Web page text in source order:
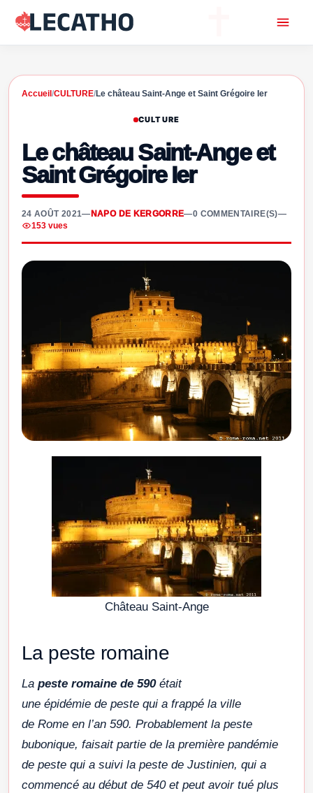
Accueil /CULTURE/Le château Saint-Ange et Saint Grégoire Ier
CULTURE
Le château Saint-Ange et
Saint Grégoire Ier
24 AOÛT 2021— NAPO DE KERGORRE—0 COMMENTAIRE(S)—
153 vues
Château Saint-Ange
La peste romaine
La peste romaine de 590était
une épidémie de peste qui a frappé la ville
de Rome en l’an 590. Probablement la peste
bubonique, faisait partie de la première pandémie
de peste qui a suivi la peste de Justinien, qui a
commencé au début de 540 et peut avoir tué plus